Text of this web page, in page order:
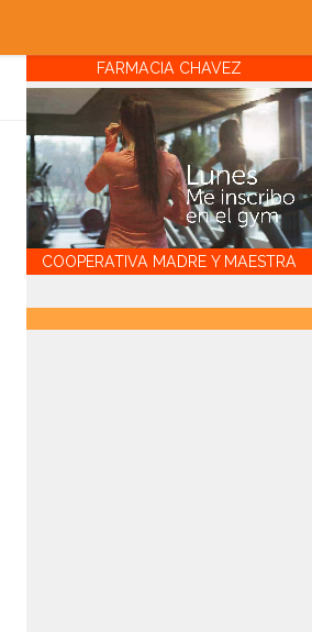
FARMACIA CHAVEZ
COOPERATIVA MADRE Y MAESTRA